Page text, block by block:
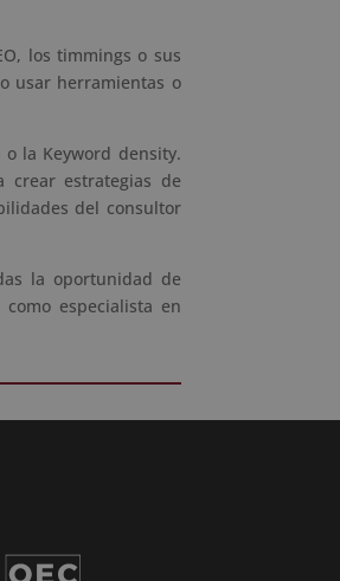
los timmings o sus
usar herramientas o
la Keyword density.
crear estrategias de
del consultor
la oportunidad de
especialista en